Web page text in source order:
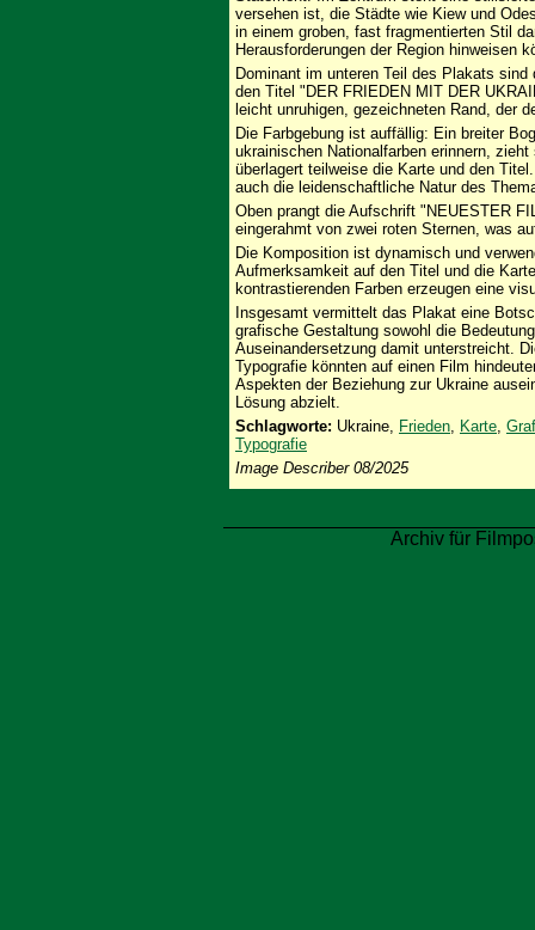
versehen ist, die Städte wie Kiew und
in einem groben, fast fragmentierten Stil
Herausforderungen der Region hinweisen
Dominant im unteren Teil des Plakats
den Titel "DER FRIEDEN MIT DER
leicht unruhigen, gezeichneten Rand, der
Die Farbgebung ist auffällig: Ein breiter
ukrainischen Nationalfarben erinnern,
überlagert teilweise die Karte und den
auch die leidenschaftliche Natur des
Oben prangt die Aufschrift "NEUESTER
eingerahmt von zwei roten Sternen, was
Die Komposition ist dynamisch und
Aufmerksamkeit auf den Titel und die
kontrastierenden Farben erzeugen eine
Insgesamt vermittelt das Plakat eine
grafische Gestaltung sowohl die
Auseinandersetzung damit unterstreicht.
Typografie könnten auf einen Film
Aspekten der Beziehung zur Ukraine
Lösung abzielt.
Schlagworte: Ukraine, Frieden, Karte,
Typografie
Image Describer 08/2025
Archiv für